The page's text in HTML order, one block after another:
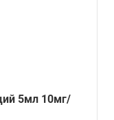
5мл 10мг/